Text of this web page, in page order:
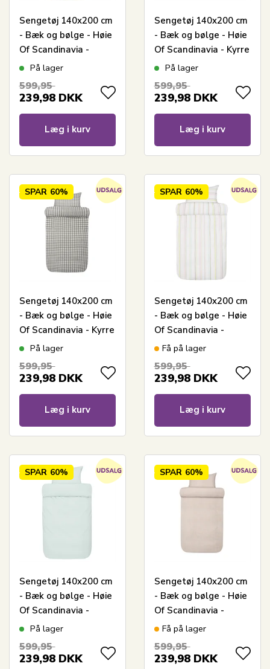
Sengetøj 140x200 cm
- Bæk og bølge - Høie
Of Scandinavia -
Ingela Lys Grøn
På lager
599,95
239,98 DKK
Læg i kurv
Sengetøj 140x200 cm
- Bæk og bølge - Høie
Of Scandinavia - Kyrre
BeigePå lager
599,95
239,98 DKK
Læg i kurv
SPAR 60%
Sengetøj 140x200 cm
- Bæk og bølge - Høie
Of Scandinavia - Kyrre
Dæmpet Grøn
På lager
599,95
239,98 DKK
Læg i kurv
SPAR 60%
Sengetøj 140x200 cm
- Bæk og bølge - Høie
Of Scandinavia -
Minna Multi
Få på lager
599,95
239,98 DKK
Læg i kurv
SPAR 60%
Sengetøj 140x200 cm
- Bæk og bølge - Høie
Of Scandinavia -
Sanna Aqua
På lager
599,95
239,98 DKK
SPAR 60%
Sengetøj 140x200 cm
- Bæk og bølge - Høie
Of Scandinavia -
Slumre Karamelbrun
Få på lager
599,95
239,98 DKK